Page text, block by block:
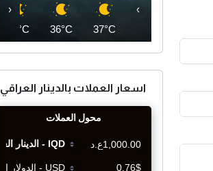
37°C
36°C
35°C
‹ ›
اسعار العملات بالدينار العراقي